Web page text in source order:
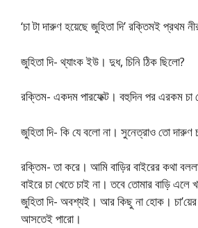
‘চা টা দারুণ হয়েছে জুহিতা দি’ রক্তিমই প্রথম
জুহিতা দি- থ্যাংক ইউ। দুধ, চিনি ঠিক ছিলো?
রক্তিম- একদম পারফেক্ট। বহুদিন পর এরকম চা
জুহিতা দি- কি যে বলো না। সুনেত্রাও তো দারুণ
রক্তিম- তা করে। আমি বাড়ির বাইরের কথা
বাইরে চা খেতে চাই না। তবে তোমার বাড়ি এলে
জুহিতা দি- অবশ্যই। আর কিছু না হোক। চা’য়ের
আসতেই পারো।